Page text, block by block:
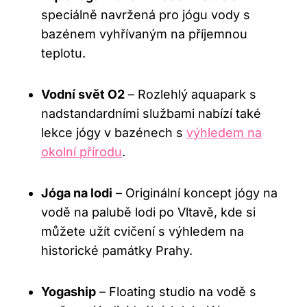
speciálně navržená pro jógu vody s
bazénem vyhřívaným na příjemnou
teplotu.
Vodní svět O2 – Rozlehlý aquapark s
nadstandardními službami nabízí také
lekce jógy v bazénech s výhledem na
okolní přírodu.
Jóga na lodi – Originální koncept jógy na
vodě na palubě lodi po Vltavě, kde si
můžete užít cvičení s výhledem na
historické památky Prahy.
Yogaship – Floating studio na vodě s